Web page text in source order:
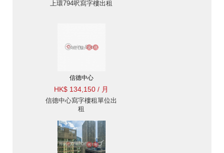
上環794呎寫字樓出租
信德中心
HK$ 134,150 / 月
信德中心寫字樓租單位出
租